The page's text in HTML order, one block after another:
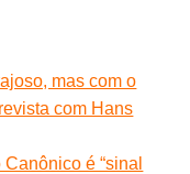
mas com o
com Hans
é “sinal